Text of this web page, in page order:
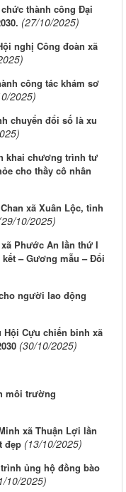
thành công Đại
(27/10/2025)
nghị Công đoàn xã
công tác khám sơ
2025)
chuyển đổi số là xu
khai chương trình tư
cho thầy cô nhân
xã Xuân Lộc, tỉnh
10/2025)
Phước An lần thứ I
– Gương mẫu – Đổi
người lao động
Cựu chiến binh xã
(30/10/2025)
môi trường
xã Thuận Lợi lần
đẹp (13/10/2025)
ủng hộ đồng bào
10/2025)